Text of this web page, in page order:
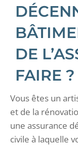
DE
FAIRE ?
Vous êtes un
et de la
une assurance
civile à laquelle